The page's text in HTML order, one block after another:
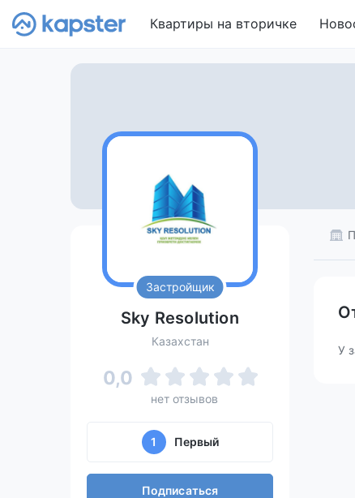
Квартиры на вторичке
Застройщик
Sky Resolution
Казахстан
0,0
нет отзывов
1 Первый
Подписаться
У